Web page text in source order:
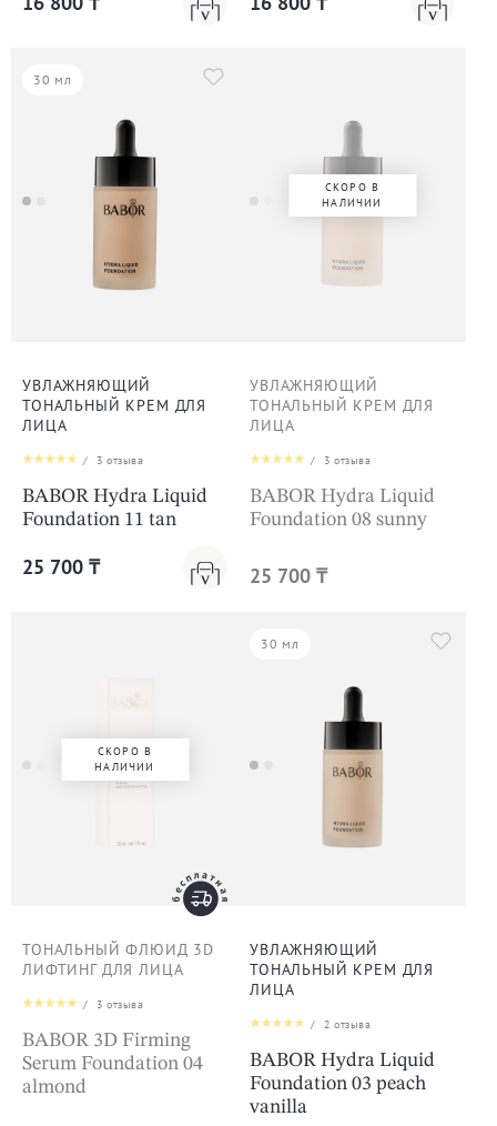
30 мл
УВЛАЖНЯЮЩИЙ
ТОНАЛЬНЫЙ КРЕМ ДЛЯ
ЛИЦА
/ 3 отзыва
BABOR Hydra Liquid
Foundation 11 tan
25 700 ₸
СКОРО В
НАЛИЧИИ
УВЛАЖНЯЮЩИЙ
ТОНАЛЬНЫЙ КРЕМ ДЛЯ
ЛИЦА
/ 3 отзыва
BABOR Hydra Liquid
Foundation 08 sunny
25 700 ₸
СКОРО В
НАЛИЧИИ
ТОНАЛЬНЫЙ ФЛЮИД 3D
ЛИФТИНГ ДЛЯ ЛИЦА
/ 3 отзыва
BABOR 3D Firming
Serum Foundation 04
almond
30 мл
УВЛАЖНЯЮЩИЙ
ТОНАЛЬНЫЙ КРЕМ ДЛЯ
ЛИЦА
/ 2 отзыва
BABOR Hydra Liquid
Foundation 03 peach
vanilla